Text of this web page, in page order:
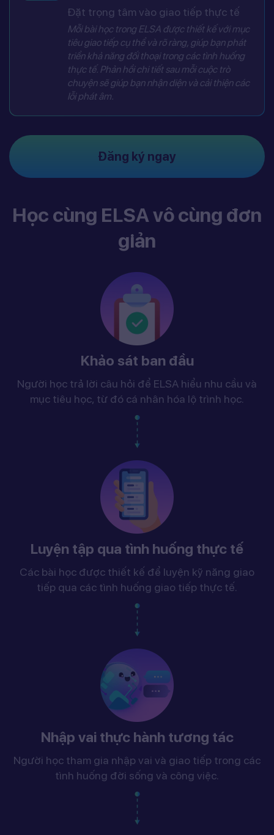
Đặt trọng tâm vào giao tiếp thực tế
Mỗi bài học trong ELSA được thiết kế với mục
tiêu giao tiếp cụ thể và rõ ràng, giúp bạn phát
triển khả năng đối thoại trong các tình huống
thực tế. Phản hồi chi tiết sau mỗi cuộc trò
chuyện sẽ giúp bạn nhận diện và cải thiện các
lỗi phát âm.
Đăng ký ngay
Học cùng ELSA vô cùng đơn
giản
Khảo sát ban đầu
Người học trả lời câu hỏi để ELSA hiểu nhu cầu và
mục tiêu học, từ đó cá nhân hóa lộ trình học.
Luyện tập qua tình huống thực tế
Các bài học được thiết kế để luyện kỹ năng giao
tiếp qua các tình huống giao tiếp thực tế.
Nhập vai thực hành tương tác
Người học tham gia nhập vai và giao tiếp trong các
tình huống đời sống và công việc.